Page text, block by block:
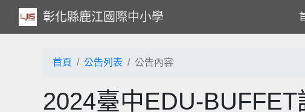
彰化縣鹿江國際中小學
首頁 公告列表 公告內容
2024臺中EDU-